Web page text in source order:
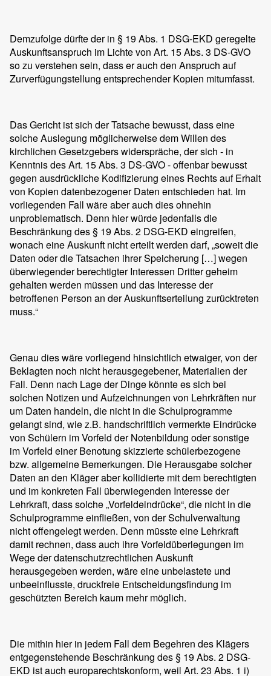
Demzufolge dürfte der in § 19 Abs. 1 DSG-EKD geregelte
Auskunftsanspruch im Lichte von Art. 15 Abs. 3 DS-GVO
so zu verstehen sein, dass er auch den Anspruch auf
Zurverfügungstellung entsprechender Kopien mitumfasst.
Das Gericht ist sich der Tatsache bewusst, dass eine
solche Auslegung möglicherweise dem Willen des
kirchlichen Gesetzgebers widerspräche, der sich - in
Kenntnis des Art. 15 Abs. 3 DS-GVO - offenbar bewusst
gegen ausdrückliche Kodifizierung eines Rechts auf Erhalt
von Kopien datenbezogener Daten entschieden hat. Im
vorliegenden Fall wäre aber auch dies ohnehin
unproblematisch. Denn hier würde jedenfalls die
Beschränkung des § 19 Abs. 2 DSG-EKD eingreifen,
wonach eine Auskunft nicht erteilt werden darf, „soweit die
Daten oder die Tatsachen ihrer Speicherung […] wegen
überwiegender berechtigter Interessen Dritter geheim
gehalten werden müssen und das Interesse der
betroffenen Person an der Auskunftserteilung zurücktreten
muss.“
Genau dies wäre vorliegend hinsichtlich etwaiger, von der
Beklagten noch nicht herausgegebener, Materialien der
Fall. Denn nach Lage der Dinge könnte es sich bei
solchen Notizen und Aufzeichnungen von Lehrkräften nur
um Daten handeln, die nicht in die Schulprogramme
gelangt sind, wie z.B. handschriftlich vermerkte Eindrücke
von Schülern im Vorfeld der Notenbildung oder sonstige
im Vorfeld einer Benotung skizzierte schülerbezogene
bzw. allgemeine Bemerkungen. Die Herausgabe solcher
Daten an den Kläger aber kollidierte mit dem berechtigten
und im konkreten Fall überwiegenden Interesse der
Lehrkraft, dass solche „Vorfeldeindrücke“, die nicht in die
Schulprogramme einfließen, von der Schulverwaltung
nicht offengelegt werden. Denn müsste eine Lehrkraft
damit rechnen, dass auch ihre Vorfeldüberlegungen im
Wege der datenschutzrechtlichen Auskunft
herausgegeben werden, wäre eine unbelastete und
unbeeinflusste, druckfreie Entscheidungsfindung im
geschützten Bereich kaum mehr möglich.
Die mithin hier in jedem Fall dem Begehren des Klägers
entgegenstehende Beschränkung des § 19 Abs. 2 DSG-
EKD ist auch europarechtskonform, weil Art. 23 Abs. 1 i)